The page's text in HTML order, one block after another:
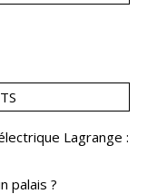
Lagrange :
palais ?